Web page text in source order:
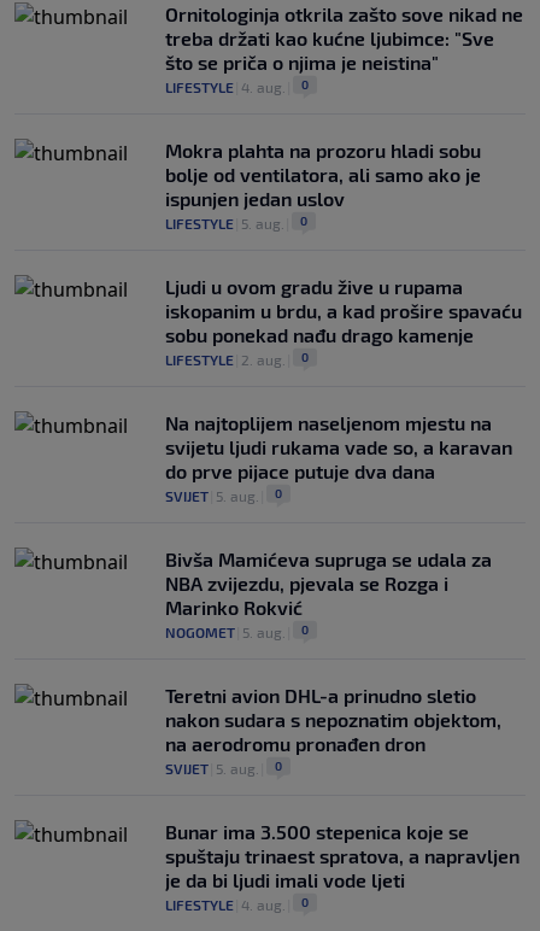
Ornitologinja otkrila zašto sove nikad ne
treba držati kao kućne ljubimce: "Sve
što se priča o njima je neistina"
LIFESTYLE 4. aug. 0
Mokra plahta na prozoru hladi sobu
bolje od ventilatora, ali samo ako je
ispunjen jedan uslov
LIFESTYLE 5. aug. 0
Ljudi u ovom gradu žive u rupama
iskopanim u brdu, a kad prošire spavaću
sobu ponekad nađu drago kamenje
LIFESTYLE 2. aug. 0
Na najtoplijem naseljenom mjestu na
svijetu ljudi rukama vade so, a karavan
do prve pijace putuje dva dana
SVIJET 5. aug. 0
Bivša Mamićeva supruga se udala za
NBA zvijezdu, pjevala se Rozga i
Marinko Rokvić
NOGOMET 5. aug. 0
Teretni avion DHL-a prinudno sletio
nakon sudara s nepoznatim objektom,
na aerodromu pronađen dron
SVIJET 5. aug. 0
Bunar imа 3.500 stepenica koje se
spuštaju trinaest spratova, a napravljen
je da bi ljudi imali vode ljeti
LIFESTYLE 4. aug. 0